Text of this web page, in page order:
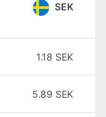
SEK
1.18 SEK
5.89 SEK